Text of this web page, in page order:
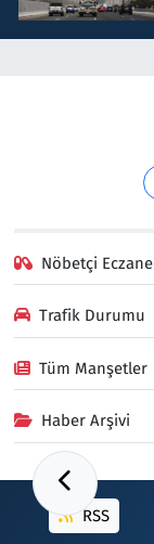
Nöbetçi
Trafik Durumu
Tüm Manşetler
Haber Arşivi
RSS